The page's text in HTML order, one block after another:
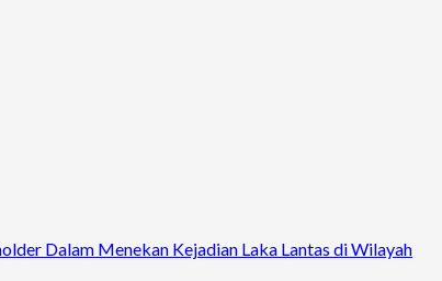
Dalam Menekan Kejadian Laka Lantas di Wilayah